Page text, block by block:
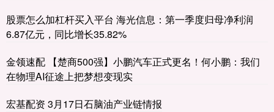
股票怎么加杠杆买入平台 海光信息：第一季度归母净利润
6.87亿元，同比增长35.82%
金领速配 【楚商500强】小鹏汽车正式更名！何小鹏：我们
在物理AI征途上把梦想变现实
宏基配资 3月17日石脑油产业链情报